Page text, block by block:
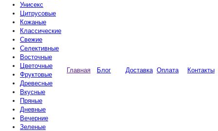
Унисекс
Цитрусовые
Кожаные
Классические
Свежие
Селективные
Восточные
Цветочные
Фруктовые
Древесные
Вкусные
Пряные
Дневные
Вечерние
Зеленые
Главная Блог Доставка Оплата Контакты